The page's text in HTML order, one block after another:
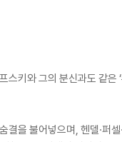
키와 그의 분신과도 같은
을 불어넣으며, 헨델·퍼셀